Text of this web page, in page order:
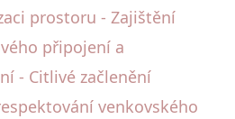
prostoru - Zajištění
připojení a
- Citlivé začlenění
venkovského